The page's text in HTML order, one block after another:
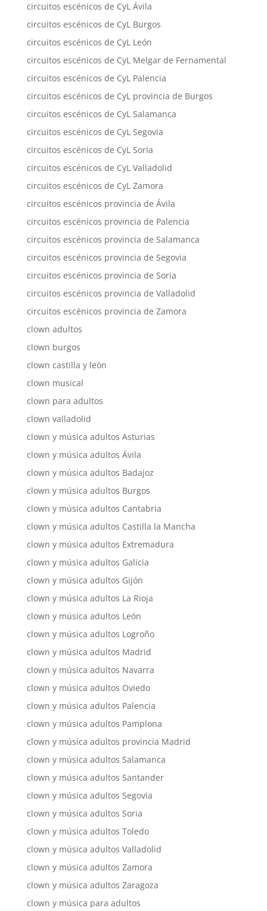
circuitos escénicos de CyL Ávila
circuitos escénicos de CyL Burgos
circuitos escénicos de CyL León
circuitos escénicos de CyL Melgar de Fernamental
circuitos escénicos de CyL Palencia
circuitos escénicos de CyL provincia de Burgos
circuitos escénicos de CyL Salamanca
circuitos escénicos de CyL Segovia
circuitos escénicos de CyL Soria
circuitos escénicos de CyL Valladolid
circuitos escénicos de CyL Zamora
circuitos escénicos provincia de Ávila
circuitos escénicos provincia de Palencia
circuitos escénicos provincia de Salamanca
circuitos escénicos provincia de Segovia
circuitos escénicos provincia de Soria
circuitos escénicos provincia de Valladolid
circuitos escénicos provincia de Zamora
clown adultos
clown burgos
clown castilla y león
clown musical
clown para adultos
clown valladolid
clown y música adultos Asturias
clown y música adultos Ávila
clown y música adultos Badajoz
clown y música adultos Burgos
clown y música adultos Cantabria
clown y música adultos Castilla la Mancha
clown y música adultos Extremadura
clown y música adultos Galicia
clown y música adultos Gijón
clown y música adultos La Rioja
clown y música adultos León
clown y música adultos Logroño
clown y música adultos Madrid
clown y música adultos Navarra
clown y música adultos Oviedo
clown y música adultos Palencia
clown y música adultos Pamplona
clown y música adultos provincia Madrid
clown y música adultos Salamanca
clown y música adultos Santander
clown y música adultos Segovia
clown y música adultos Soria
clown y música adultos Toledo
clown y música adultos Valladolid
clown y música adultos Zamora
clown y música adultos Zaragoza
clown y música para adultos